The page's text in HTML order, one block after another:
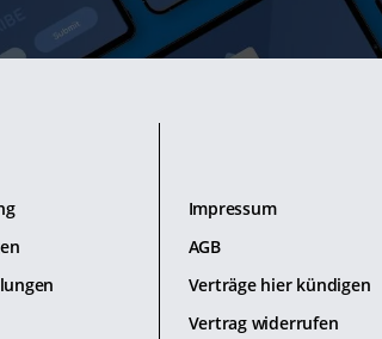
Impressum
AGB
Verträge hier kündigen
Vertrag widerrufen